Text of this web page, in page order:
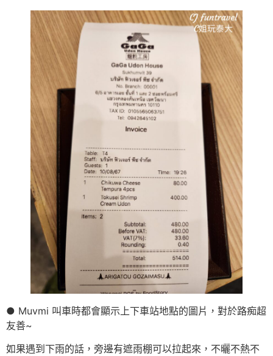
● Muvmi 叫車時都會顯示上下車站地點的圖片，對於路痴超
友善~
如果遇到下雨的話，旁邊有遮雨棚可以拉起來，不曬不熱不